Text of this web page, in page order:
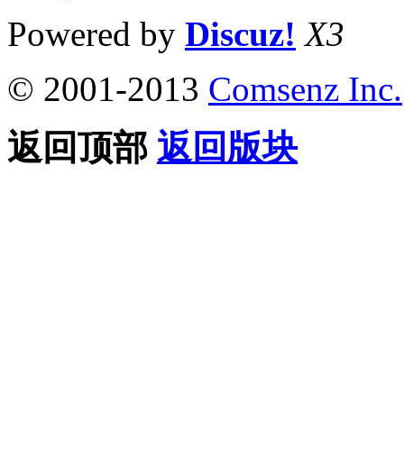
Powered by Discuz! X3
© 2001-2013 Comsenz Inc.
返回顶部 返回版块